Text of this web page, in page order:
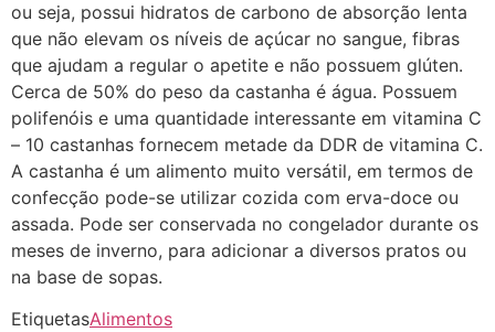
ou seja, possui hidratos de carbono de absorção lenta
que não elevam os níveis de açúcar no sangue, fibras
que ajudam a regular o apetite e não possuem glúten.
Cerca de 50% do peso da castanha é água. Possuem
polifenóis e uma quantidade interessante em vitamina C
– 10 castanhas fornecem metade da DDR de vitamina C.
A castanha é um alimento muito versátil, em termos de
confecção pode-se utilizar cozida com erva-doce ou
assada. Pode ser conservada no congelador durante os
meses de inverno, para adicionar a diversos pratos ou
na base de sopas.
EtiquetasAlimentos